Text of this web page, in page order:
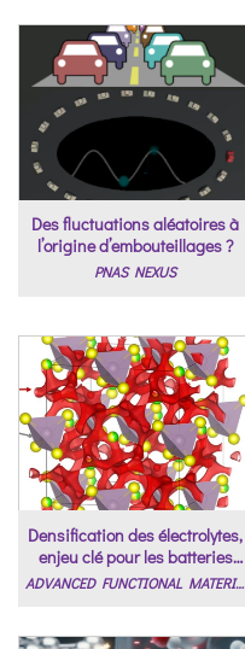
Des fluctuations aléatoires à
l’origine d’embouteillages ?
PNAS NEXUS
Densification des électrolytes,
enjeu clé pour les batteries
solides
ADVANCED FUNCTIONAL MATERIALS